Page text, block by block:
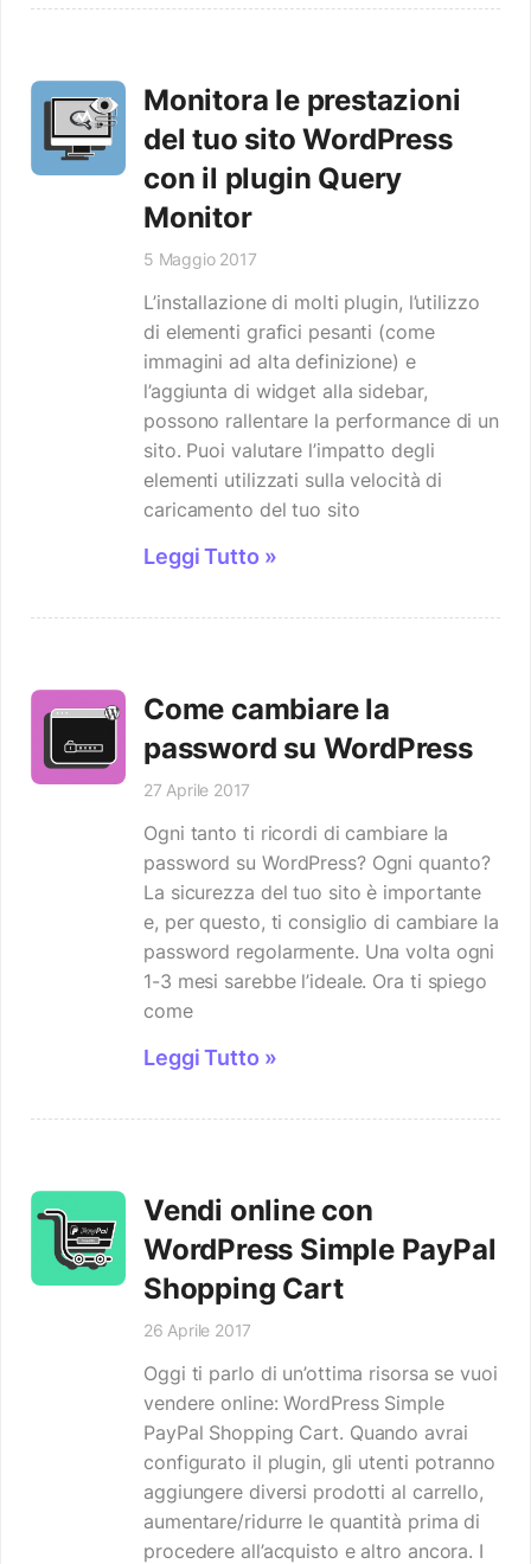
Monitora le prestazioni
del tuo sito WordPress
con il plugin Query
Monitor
5 Maggio 2017
L’installazione di molti plugin, l’utilizzo
di elementi grafici pesanti (come
immagini ad alta definizione) e
l’aggiunta di widget alla sidebar,
possono rallentare la performance di un
sito. Puoi valutare l’impatto degli
elementi utilizzati sulla velocità di
caricamento del tuo sito
Leggi Tutto »
Come cambiare la
password su WordPress
27 Aprile 2017
Ogni tanto ti ricordi di cambiare la
password su WordPress? Ogni quanto?
La sicurezza del tuo sito è importante
e, per questo, ti consiglio di cambiare la
password regolarmente. Una volta ogni
1-3 mesi sarebbe l’ideale. Ora ti spiego
come
Leggi Tutto »
Vendi online con
WordPress Simple PayPal
Shopping Cart
26 Aprile 2017
Oggi ti parlo di un’ottima risorsa se vuoi
vendere online: WordPress Simple
PayPal Shopping Cart. Quando avrai
configurato il plugin, gli utenti potranno
aggiungere diversi prodotti al carrello,
aumentare/ridurre le quantità prima di
procedere all’acquisto e altro ancora. I